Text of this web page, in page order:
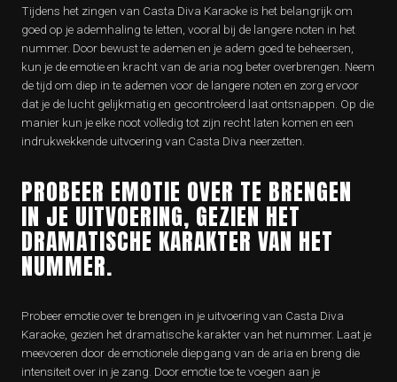
Tijdens het zingen van Casta Diva Karaoke is het belangrijk om
goed op je ademhaling te letten, vooral bij de langere noten in het
nummer. Door bewust te ademen en je adem goed te beheersen,
kun je de emotie en kracht van de aria nog beter overbrengen. Neem
de tijd om diep in te ademen voor de langere noten en zorg ervoor
dat je de lucht gelijkmatig en gecontroleerd laat ontsnappen. Op die
manier kun je elke noot volledig tot zijn recht laten komen en een
indrukwekkende uitvoering van Casta Diva neerzetten.
PROBEER EMOTIE OVER TE BRENGEN
IN JE UITVOERING, GEZIEN HET
DRAMATISCHE KARAKTER VAN HET
NUMMER.
Probeer emotie over te brengen in je uitvoering van Casta Diva
Karaoke, gezien het dramatische karakter van het nummer. Laat je
meevoeren door de emotionele diepgang van de aria en breng die
intensiteit over in je zang. Door emotie toe te voegen aan je